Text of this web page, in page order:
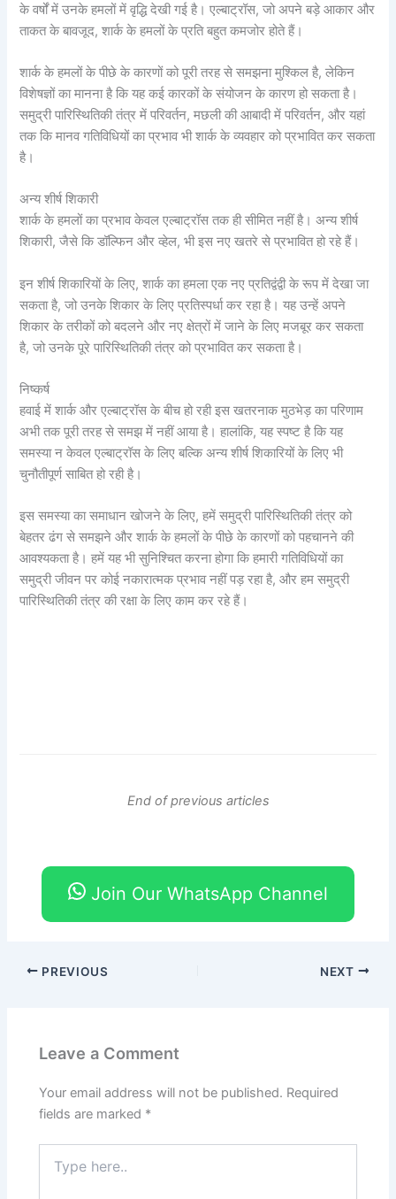
के वर्षों में उनके हमलों में वृद्धि देखी गई है। एल्बाट्रॉस, जो अपने बड़े आकार और
ताकत के बावजूद, शार्क के हमलों के प्रति बहुत कमजोर होते हैं।
शार्क के हमलों के पीछे के कारणों को पूरी तरह से समझना मुश्किल है, लेकिन
विशेषज्ञों का मानना है कि यह कई कारकों के संयोजन के कारण हो सकता है।
समुद्री पारिस्थितिकी तंत्र में परिवर्तन, मछली की आबादी में परिवर्तन, और यहां
तक कि मानव गतिविधियों का प्रभाव भी शार्क के व्यवहार को प्रभावित कर सकता
है।
अन्य शीर्ष शिकारी
शार्क के हमलों का प्रभाव केवल एल्बाट्रॉस तक ही सीमित नहीं है। अन्य शीर्ष
शिकारी, जैसे कि डॉल्फिन और व्हेल, भी इस नए खतरे से प्रभावित हो रहे हैं।
इन शीर्ष शिकारियों के लिए, शार्क का हमला एक नए प्रतिद्वंद्वी के रूप में देखा जा
सकता है, जो उनके शिकार के लिए प्रतिस्पर्धा कर रहा है। यह उन्हें अपने
शिकार के तरीकों को बदलने और नए क्षेत्रों में जाने के लिए मजबूर कर सकता
है, जो उनके पूरे पारिस्थितिकी तंत्र को प्रभावित कर सकता है।
निष्कर्ष
हवाई में शार्क और एल्बाट्रॉस के बीच हो रही इस खतरनाक मुठभेड़ का परिणाम
अभी तक पूरी तरह से समझ में नहीं आया है। हालांकि, यह स्पष्ट है कि यह
समस्या न केवल एल्बाट्रॉस के लिए बल्कि अन्य शीर्ष शिकारियों के लिए भी
चुनौतीपूर्ण साबित हो रही है।
इस समस्या का समाधान खोजने के लिए, हमें समुद्री पारिस्थितिकी तंत्र को
बेहतर ढंग से समझने और शार्क के हमलों के पीछे के कारणों को पहचानने की
आवश्यकता है। हमें यह भी सुनिश्चित करना होगा कि हमारी गतिविधियों का
समुद्री जीवन पर कोई नकारात्मक प्रभाव नहीं पड़ रहा है, और हम समुद्री
पारिस्थितिकी तंत्र की रक्षा के लिए काम कर रहे हैं।
End of previous articles
Join Our WhatsApp Channel
PREVIOUS NEXT
Leave a Comment
Your email address will not be published. Required
fields are marked *
here..